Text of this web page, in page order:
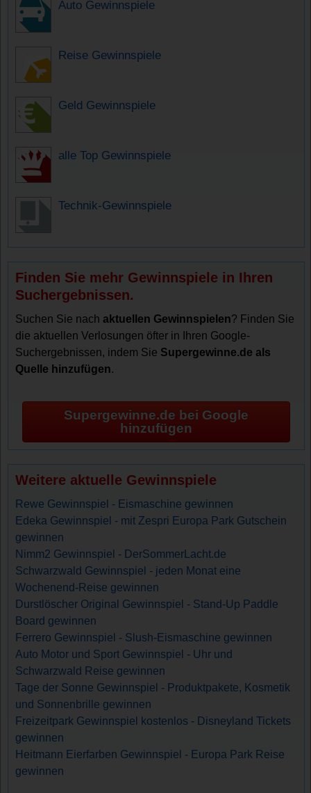
Auto Gewinnspiele
Reise Gewinnspiele
Geld Gewinnspiele
alle Top Gewinnspiele
Technik-Gewinnspiele
Finden Sie mehr Gewinnspiele in Ihren
Suchergebnissen.
Suchen Sie nachaktuellen Gewinnspielen? Finden Sie
die aktuellen Verlosungen öfter in Ihren Google-
Suchergebnissen, indem Sie Supergewinne.de als
Quelle hinzufügen.
Supergewinne.de bei Google
hinzufügen
Weitere aktuelle Gewinnspiele
Rewe Gewinnspiel - Eismaschine gewinnen
Edeka Gewinnspiel - mit Zespri Europa Park Gutschein
gewinnen
Nimm2 Gewinnspiel - DerSommerLacht.de
Schwarzwald Gewinnspiel - jeden Monat eine
Wochenend-Reise gewinnen
Durstlöscher Original Gewinnspiel - Stand-Up Paddle
Board gewinnen
Ferrero Gewinnspiel - Slush-Eismaschine gewinnen
Auto Motor und Sport Gewinnspiel - Uhr und
Schwarzwald Reise gewinnen
Tage der Sonne Gewinnspiel - Produktpakete, Kosmetik
und Sonnenbrille gewinnen
Freizeitpark Gewinnspiel kostenlos - Disneyland Tickets
gewinnen
Heitmann Eierfarben Gewinnspiel - Europa Park Reise
gewinnen